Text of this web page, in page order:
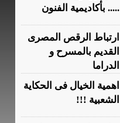
..... بأكاديمية الفنون
ارتباط الرقص المصرى
القديم بالمسرح و
الدراما
اهمية الخيال فى الحكاية
الشعبية !!!